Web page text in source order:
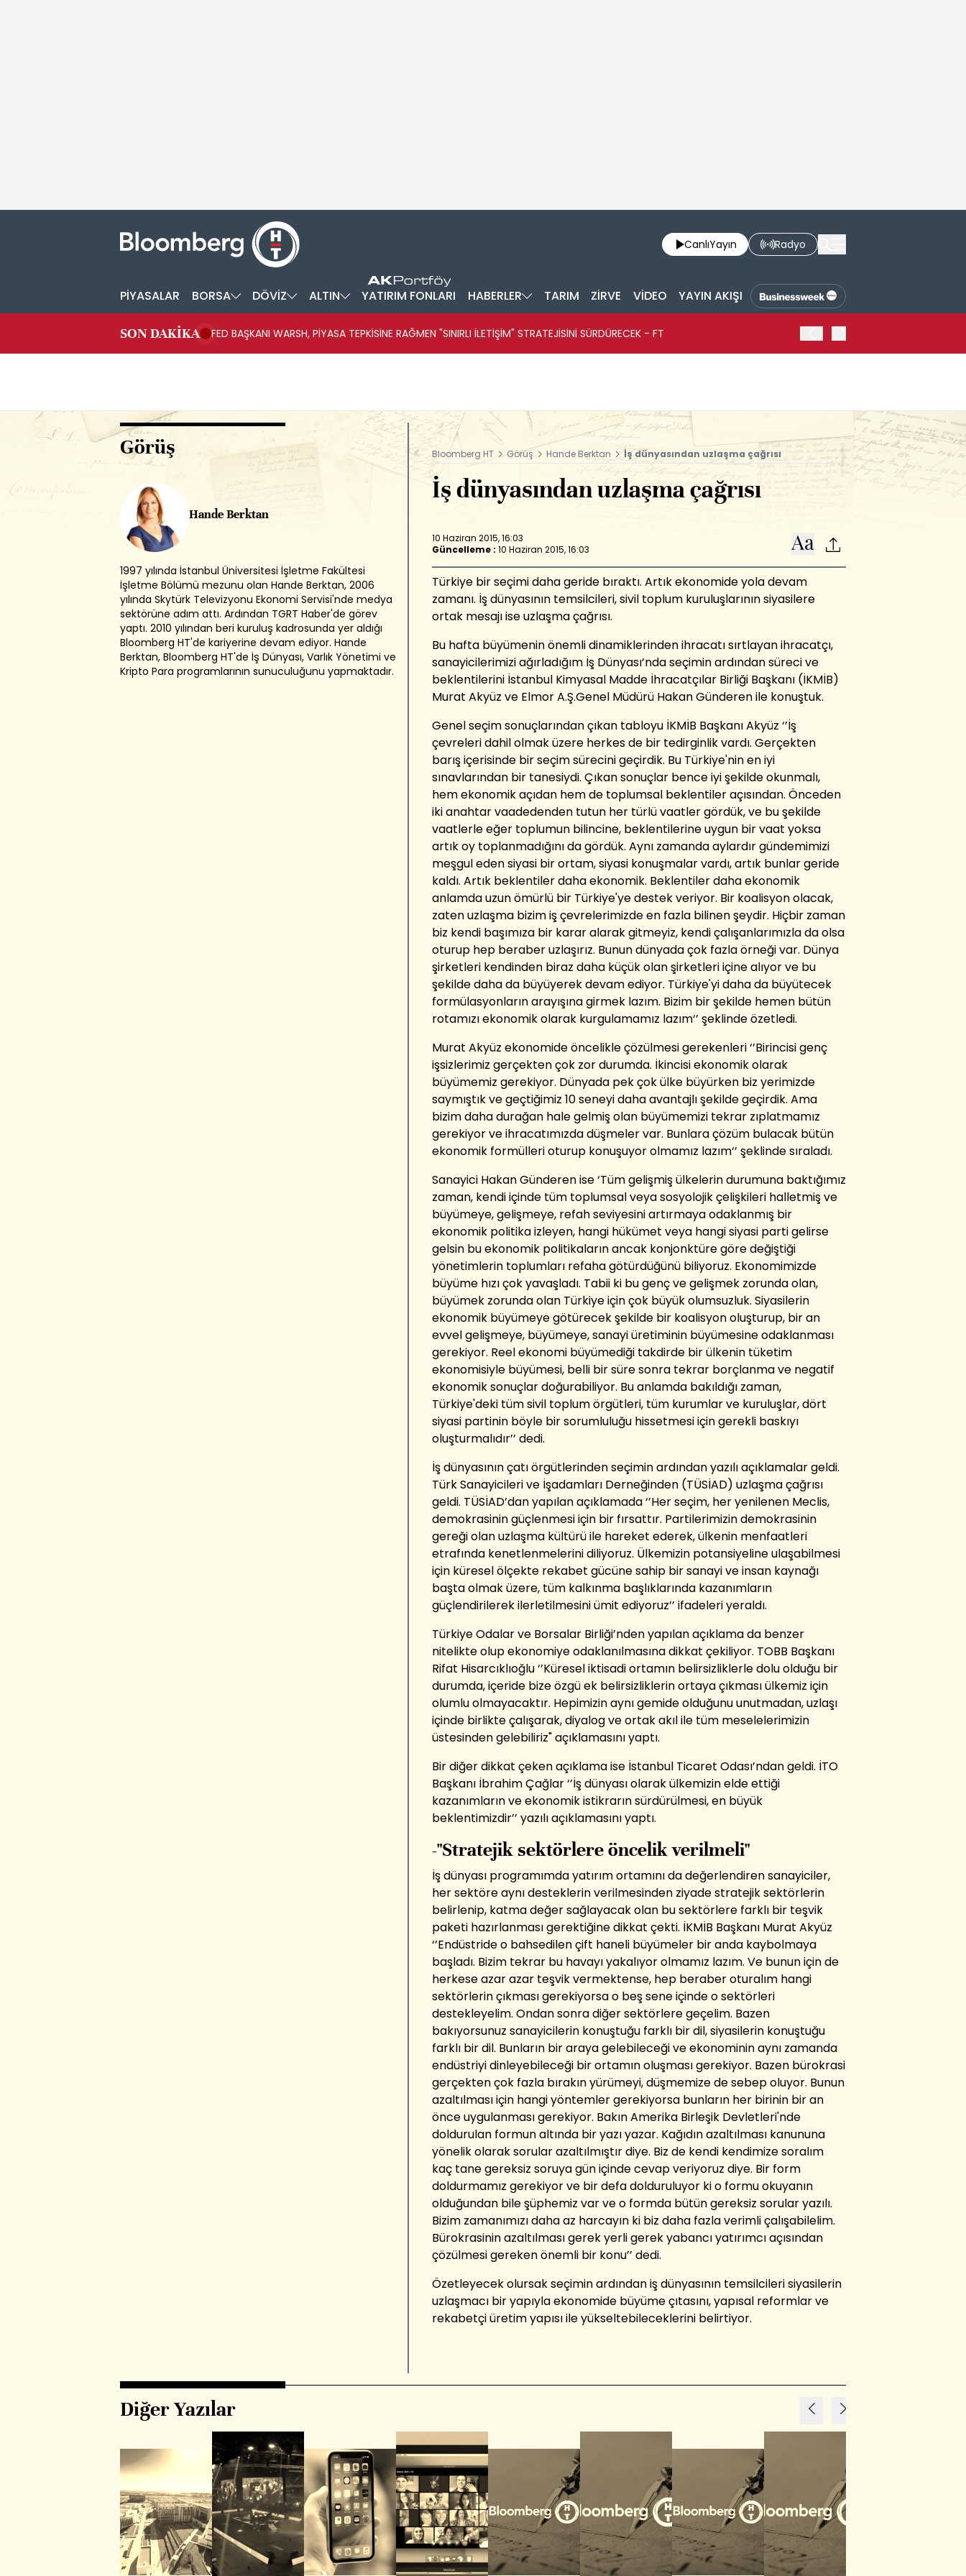
CanlıYayın Radyo
PİYASALAR BORSA DÖVİZ ALTIN YATIRIM FONLARI HABERLER TARIM ZİRVE VİDEO YAYIN AKIŞI
SON DAKİKA FED BAŞKANI WARSH, PİYASA TEPKİSİNE RAĞMEN "SINIRLI İLETİŞİM" STRATEJİSİNİ SÜRDÜRECEK - FT
Görüş
Hande Berktan
1997 yılında İstanbul Üniversitesi İşletme Fakültesi
İşletme Bölümü mezunu olan Hande Berktan, 2006
yılında Skytürk Televizyonu Ekonomi Servisi'nde medya
sektörüne adım attı. Ardından TGRT Haber'de görev
yaptı. 2010 yılından beri kuruluş kadrosunda yer aldığı
Bloomberg HT'de kariyerine devam ediyor. Hande
Berktan, Bloomberg HT'de İş Dünyası, Varlık Yönetimi ve
Kripto Para programlarının sunuculuğunu yapmaktadır.
Bloomberg HT Görüş Hande Berktan İş dünyasından uzlaşma çağrısı
İş dünyasından uzlaşma çağrısı
10 Haziran 2015, 16:03
Güncelleme : 10 Haziran 2015, 16:03
Türkiye bir seçimi daha geride bıraktı. Artık ekonomide yola devam
zamanı. İş dünyasının temsilcileri, sivil toplum kuruluşlarının siyasilere
ortak mesajı ise uzlaşma çağrısı.
Bu hafta büyümenin önemli dinamiklerinden ihracatı sırtlayan ihracatçı,
sanayicilerimizi ağırladığım İş Dünyası’nda seçimin ardından süreci ve
beklentilerini İstanbul Kimyasal Madde İhracatçılar Birliği Başkanı (İKMİB)
Murat Akyüz ve Elmor A.Ş.Genel Müdürü Hakan Günderen ile konuştuk.
Genel seçim sonuçlarından çıkan tabloyu İKMİB Başkanı Akyüz ‘’İş
çevreleri dahil olmak üzere herkes de bir tedirginlik vardı. Gerçekten
barış içerisinde bir seçim sürecini geçirdik. Bu Türkiye'nin en iyi
sınavlarından bir tanesiydi. Çıkan sonuçlar bence iyi şekilde okunmalı,
hem ekonomik açıdan hem de toplumsal beklentiler açısından. Önceden
iki anahtar vaadedenden tutun her türlü vaatler gördük, ve bu şekilde
vaatlerle eğer toplumun bilincine, beklentilerine uygun bir vaat yoksa
artık oy toplanmadığını da gördük. Aynı zamanda aylardır gündemimizi
meşgul eden siyasi bir ortam, siyasi konuşmalar vardı, artık bunlar geride
kaldı. Artık beklentiler daha ekonomik. Beklentiler daha ekonomik
anlamda uzun ömürlü bir Türkiye'ye destek veriyor. Bir koalisyon olacak,
zaten uzlaşma bizim iş çevrelerimizde en fazla bilinen şeydir. Hiçbir zaman
biz kendi başımıza bir karar alarak gitmeyiz, kendi çalışanlarımızla da olsa
oturup hep beraber uzlaşırız. Bunun dünyada çok fazla örneği var. Dünya
şirketleri kendinden biraz daha küçük olan şirketleri içine alıyor ve bu
şekilde daha da büyüyerek devam ediyor. Türkiye'yi daha da büyütecek
formülasyonların arayışına girmek lazım. Bizim bir şekilde hemen bütün
rotamızı ekonomik olarak kurgulamamız lazım‘’ şeklinde özetledi.
Murat Akyüz ekonomide öncelikle çözülmesi gerekenleri ‘’Birincisi genç
işsizlerimiz gerçekten çok zor durumda. İkincisi ekonomik olarak
büyümemiz gerekiyor. Dünyada pek çok ülke büyürken biz yerimizde
saymıştık ve geçtiğimiz 10 seneyi daha avantajlı şekilde geçirdik. Ama
bizim daha durağan hale gelmiş olan büyümemizi tekrar zıplatmamız
gerekiyor ve ihracatımızda düşmeler var. Bunlara çözüm bulacak bütün
ekonomik formülleri oturup konuşuyor olmamız lazım‘’ şeklinde sıraladı.
Sanayici Hakan Günderen ise ‘Tüm gelişmiş ülkelerin durumuna baktığımız
zaman, kendi içinde tüm toplumsal veya sosyolojik çelişkileri halletmiş ve
büyümeye, gelişmeye, refah seviyesini artırmaya odaklanmış bir
ekonomik politika izleyen, hangi hükümet veya hangi siyasi parti gelirse
gelsin bu ekonomik politikaların ancak konjonktüre göre değiştiği
yönetimlerin toplumları refaha götürdüğünü biliyoruz. Ekonomimizde
büyüme hızı çok yavaşladı. Tabii ki bu genç ve gelişmek zorunda olan,
büyümek zorunda olan Türkiye için çok büyük olumsuzluk. Siyasilerin
ekonomik büyümeye götürecek şekilde bir koalisyon oluşturup, bir an
evvel gelişmeye, büyümeye, sanayi üretiminin büyümesine odaklanması
gerekiyor. Reel ekonomi büyümediği takdirde bir ülkenin tüketim
ekonomisiyle büyümesi, belli bir süre sonra tekrar borçlanma ve negatif
ekonomik sonuçlar doğurabiliyor. Bu anlamda bakıldığı zaman,
Türkiye'deki tüm sivil toplum örgütleri, tüm kurumlar ve kuruluşlar, dört
siyasi partinin böyle bir sorumluluğu hissetmesi için gerekli baskıyı
oluşturmalıdır’’ dedi.
İş dünyasının çatı örgütlerinden seçimin ardından yazılı açıklamalar geldi.
Türk Sanayicileri ve İşadamları Derneğinden (TÜSİAD) uzlaşma çağrısı
geldi. TÜSİAD’dan yapılan açıklamada ‘’Her seçim, her yenilenen Meclis,
demokrasinin güçlenmesi için bir fırsattır. Partilerimizin demokrasinin
gereği olan uzlaşma kültürü ile hareket ederek, ülkenin menfaatleri
etrafında kenetlenmelerini diliyoruz. Ülkemizin potansiyeline ulaşabilmesi
için küresel ölçekte rekabet gücüne sahip bir sanayi ve insan kaynağı
başta olmak üzere, tüm kalkınma başlıklarında kazanımların
güçlendirilerek ilerletilmesini ümit ediyoruz’’ ifadeleri yeraldı.
Türkiye Odalar ve Borsalar Birliği’nden yapılan açıklama da benzer
nitelikte olup ekonomiye odaklanılmasına dikkat çekiliyor. TOBB Başkanı
Rifat Hisarcıklıoğlu ‘’Küresel iktisadi ortamın belirsizliklerle dolu olduğu bir
durumda, içeride bize özgü ek belirsizliklerin ortaya çıkması ülkemiz için
olumlu olmayacaktır. Hepimizin aynı gemide olduğunu unutmadan, uzlaşı
içinde birlikte çalışarak, diyalog ve ortak akıl ile tüm meselelerimizin
üstesinden gelebiliriz" açıklamasını yaptı.
Bir diğer dikkat çeken açıklama ise İstanbul Ticaret Odası’ndan geldi. İTO
Başkanı İbrahim Çağlar ‘’İş dünyası olarak ülkemizin elde ettiği
kazanımların ve ekonomik istikrarın sürdürülmesi, en büyük
beklentimizdir’’ yazılı açıklamasını yaptı.
-"Stratejik sektörlere öncelik verilmeli"
İş dünyası programımda yatırım ortamını da değerlendiren sanayiciler,
her sektöre aynı desteklerin verilmesinden ziyade stratejik sektörlerin
belirlenip, katma değer sağlayacak olan bu sektörlere farklı bir teşvik
paketi hazırlanması gerektiğine dikkat çekti. İKMİB Başkanı Murat Akyüz
‘’Endüstride o bahsedilen çift haneli büyümeler bir anda kaybolmaya
başladı. Bizim tekrar bu havayı yakalıyor olmamız lazım. Ve bunun için de
herkese azar azar teşvik vermektense, hep beraber oturalım hangi
sektörlerin çıkması gerekiyorsa o beş sene içinde o sektörleri
destekleyelim. Ondan sonra diğer sektörlere geçelim. Bazen
bakıyorsunuz sanayicilerin konuştuğu farklı bir dil, siyasilerin konuştuğu
farklı bir dil. Bunların bir araya gelebileceği ve ekonominin aynı zamanda
endüstriyi dinleyebileceği bir ortamın oluşması gerekiyor. Bazen bürokrasi
gerçekten çok fazla bırakın yürümeyi, düşmemize de sebep oluyor. Bunun
azaltılması için hangi yöntemler gerekiyorsa bunların her birinin bir an
önce uygulanması gerekiyor. Bakın Amerika Birleşik Devletleri'nde
doldurulan formun altında bir yazı yazar. Kağıdın azaltılması kanununa
yönelik olarak sorular azaltılmıştır diye. Biz de kendi kendimize soralım
kaç tane gereksiz soruya gün içinde cevap veriyoruz diye. Bir form
doldurmamız gerekiyor ve bir defa dolduruluyor ki o formu okuyanın
olduğundan bile şüphemiz var ve o formda bütün gereksiz sorular yazılı.
Bizim zamanımızı daha az harcayın ki biz daha fazla verimli çalışabilelim.
Bürokrasinin azaltılması gerek yerli gerek yabancı yatırımcı açısından
çözülmesi gereken önemli bir konu’’ dedi.
Özetleyecek olursak seçimin ardından iş dünyasının temsilcileri siyasilerin
uzlaşmacı bir yapıyla ekonomide büyüme çıtasını, yapısal reformlar ve
rekabetçi üretim yapısı ile yükseltebileceklerini belirtiyor.
Diğer Yazılar